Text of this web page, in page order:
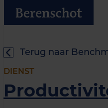
Terug naar
DIENST